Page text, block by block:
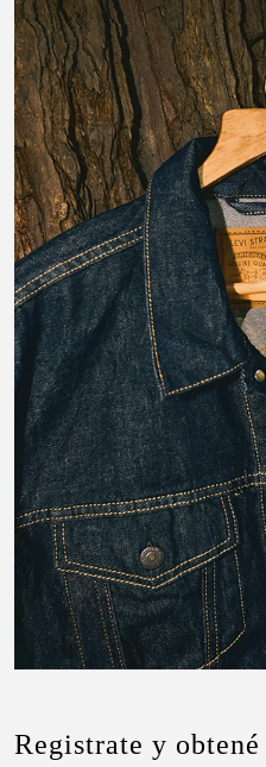
Registrate y